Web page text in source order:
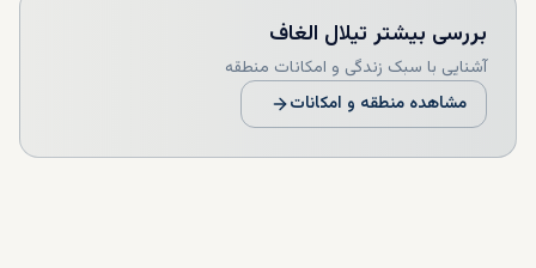
بررسی بیشتر تیلال الغاف
آشنایی با سبک زندگی و امکانات منطقه
مشاهده منطقه و امکانات